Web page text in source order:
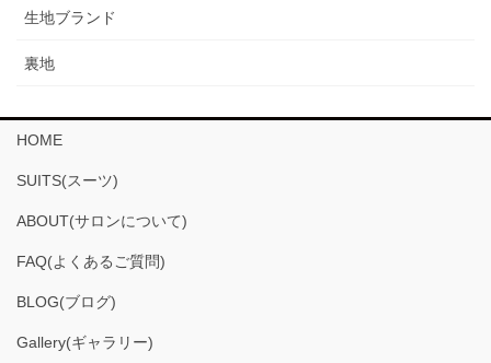
生地ブランド
裏地
HOME
SUITS(スーツ)
ABOUT(サロンについて)
FAQ(よくあるご質問)
BLOG(ブログ)
Gallery(ギャラリー)